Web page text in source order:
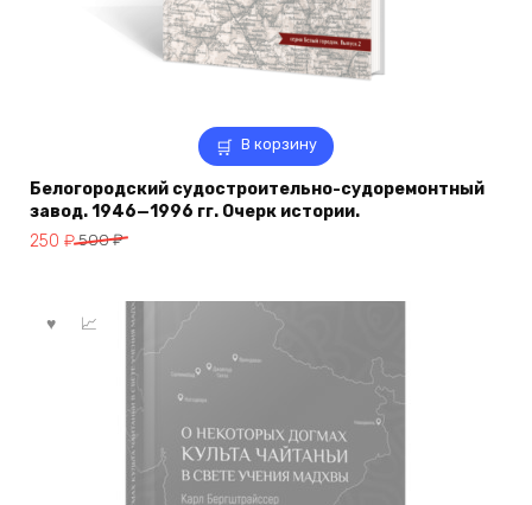
В корзину
Белогородский судостроительно-судоремонтный
завод. 1946—1996 гг. Очерк истории.
500₽
Первоначальная
250 ₽
Текущая